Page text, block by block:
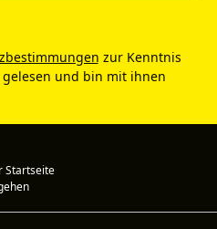
zur Kenntnis
gelesen und bin mit ihnen